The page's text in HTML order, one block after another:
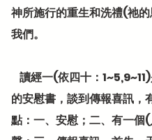
神所施行的重生和洗禮(祂
我們。
的安慰書，談到傳報喜訊，
點：一、安慰；二、有一個